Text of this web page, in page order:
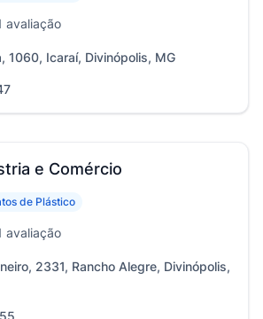
avaliação
1060, Icaraí, Divinópolis, MG
e Comércio
de Plástico
avaliação
2331, Rancho Alegre, Divinópolis,